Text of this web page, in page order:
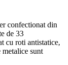
confectionat din
de 33
cu roti antistatice,
sunt